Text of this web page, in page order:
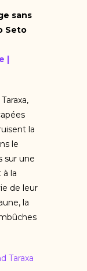
sans
Seto
|
la
le
sur une
la
de leur
la
Taraxa